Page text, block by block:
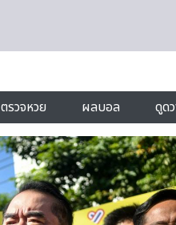
ตรวจหวย ผลบอล ดูด